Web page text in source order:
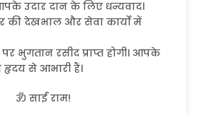
उदार दान के लिए धन्यवाद।
की देखभाल और सेवा कार्यों में
रसीद प्राप्त होगी। आपके
से आभारी हैं।
ॐ साईं राम!